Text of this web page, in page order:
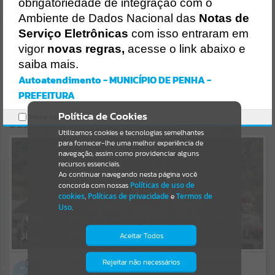
Resultados para""
Portais
Por favor, aguarde...
NOTÍCIAS
Por favor, aguarde...
SUBPORTAIS
Por favor, aguarde...
Por favor, aguarde...
DESTAQUES
06
JULHO
torneio de base em Ilhota
06
Penha conquista 20 medalhas na Copa do
Política de Cookies
Utilizamos cookies e tecnologias semelhantes
para fornecer-lhe uma melhor experiência de
navegação, assim como providenciar alguns
recursos essenciais.
Ao continuar navegando nesta página você
concorda com nossas Políticas de uso de
cookies, Políticas de privacidadeeTermos de
Uso.
Aceitar Todos
Rejeitar não necessários
Isto significa que diversos recursos
obrigatoriedade de integração com o
Ambiente de Dados Nacional das Notas de
Serviço Eletrônicas com isso entraram em
vigor novas regras, acesse o link abaixo e
saiba mais.
Autoatendimento - MUNICÍPIO DE PENHA -
PREFEITURA
Marcar como lido.
https://penha.atende.net/cidadao/noticia/static/bundle/wpo_index_
2_base_l2_portal_editores_sync_56998420b9d592b2dbd4b7f2410a
60bf.js?v=c9751bb2:47
Verificar Mais Detalhes